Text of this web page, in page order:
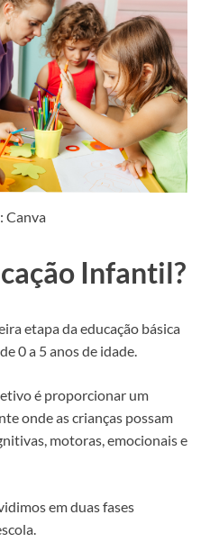
Canva
Infantil?
etapa da educação básica
0 a 5 anos de idade.
é proporcionar um
onde as crianças possam
motoras, emocionais e
em duas fases